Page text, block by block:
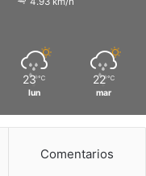
23 ℃
lun
22 ℃
mar
Comentarios